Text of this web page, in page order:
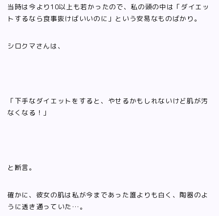
当時は今より10以上も若かったので、私の頭の中は「ダイエッ
トするなら食事抜けばいいのに」という安易なものばかり。
シロクマさんは、
「下手なダイエットをすると、やせるかもしれないけど肌が汚
なくなる！」
と断言。
確かに、彼女の肌は私が今まであった誰よりも白く、陶器のよ
うに透き通っていた…。